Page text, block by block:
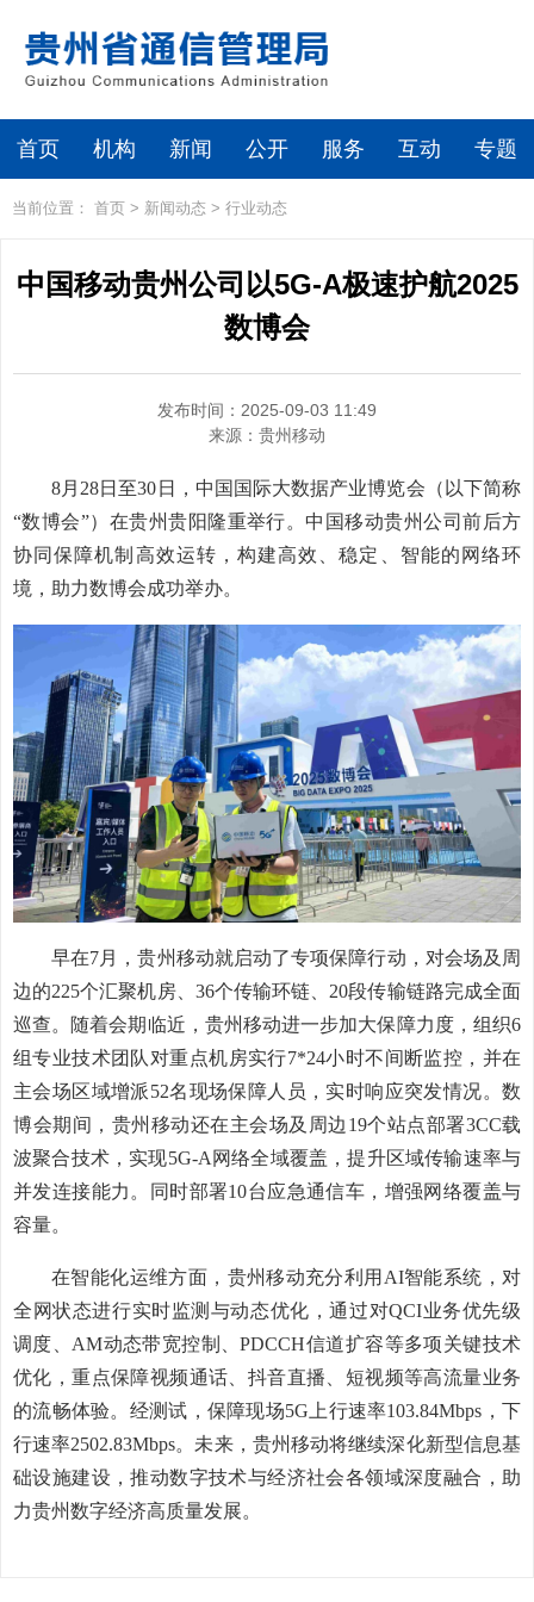
首页 机构 新闻 公开 服务 互动 专题
当前位置： 首页 > 新闻动态 > 行业动态
中国移动贵州公司以5G-A极速护航2025
数博会
发布时间：2025-09-03 11:49
来源： 贵州移动
8月28日至30日，中国国际大数据产业博览会（以下简称
“数博会”）在贵州贵阳隆重举行。中国移动贵州公司前后方
协同保障机制高效运转，构建高效、稳定、智能的网络环
境，助力数博会成功举办。
早在7月，贵州移动就启动了专项保障行动，对会场及周
边的225个汇聚机房、36个传输环链、20段传输链路完成全面
巡查。随着会期临近，贵州移动进一步加大保障力度，组织6
组专业技术团队对重点机房实行7*24小时不间断监控，并在
主会场区域增派52名现场保障人员，实时响应突发情况。数
博会期间，贵州移动还在主会场及周边19个站点部署3CC载
波聚合技术，实现5G-A网络全域覆盖，提升区域传输速率与
并发连接能力。同时部署10台应急通信车，增强网络覆盖与
容量。
在智能化运维方面，贵州移动充分利用AI智能系统，对
全网状态进行实时监测与动态优化，通过对QCI业务优先级
调度、AM动态带宽控制、PDCCH信道扩容等多项关键技术
优化，重点保障视频通话、抖音直播、短视频等高流量业务
的流畅体验。经测试，保障现场5G上行速率103.84Mbps，下
行速率2502.83Mbps。未来，贵州移动将继续深化新型信息基
础设施建设，推动数字技术与经济社会各领域深度融合，助
力贵州数字经济高质量发展。